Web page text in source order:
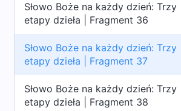
Słowo Boże na każdy dzień: Trzy
etapy dzieła | Fragment 36
Słowo Boże na każdy dzień: Trzy
etapy dzieła | Fragment 37
Słowo Boże na każdy dzień: Trzy
etapy dzieła | Fragment 38